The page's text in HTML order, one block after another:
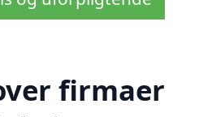
firmaer